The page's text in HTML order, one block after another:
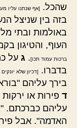
שהכל.
[אף שנתנו עליו
בזה בין שניצל
באולמות ובתי
העוף, והטיגון
ברכות עמוד תכו]. ג על
בדברו.
[דכיון שלא
בירך עליהם
ד פירות או
עליהם כברכתם.
האדמה". אבל